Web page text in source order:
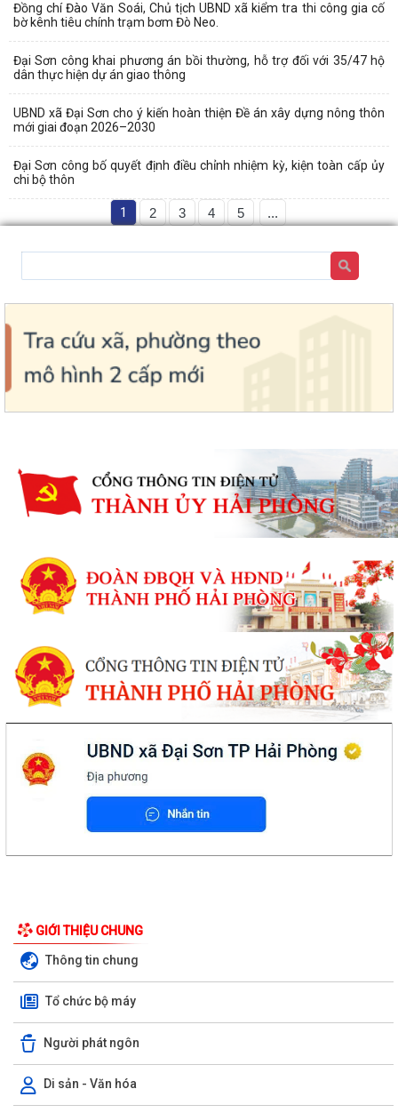
Đồng chí Đào Văn Soái, Chủ tịch UBND xã kiểm tra thi công gia cố
bờ kênh tiêu chính trạm bơm Đò Neo.
Đại Sơn công khai phương án bồi thường, hỗ trợ đối với 35/47 hộ
dân thực hiện dự án giao thông
UBND xã Đại Sơn cho ý kiến hoàn thiện Đề án xây dựng nông thôn
mới giai đoạn 2026–2030
Đại Sơn công bố quyết định điều chỉnh nhiệm kỳ, kiện toàn cấp ủy
chi bộ thôn
1 2 3 4 5 ...
GIỚI THIỆU CHUNG
Thông tin chung
Tổ chức bộ máy
Người phát ngôn
Di sản - Văn hóa